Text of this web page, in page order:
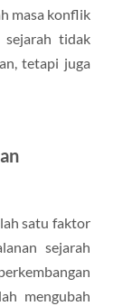
masa konflik
tidak
tetapi juga
satu faktor
sejarah
mengubah